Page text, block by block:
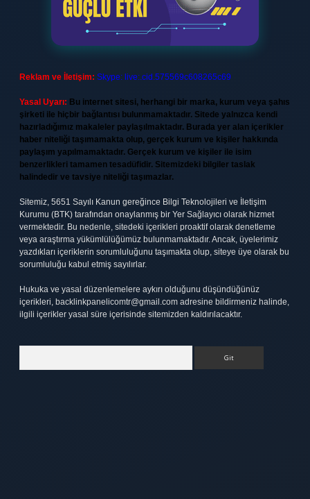
Reklam ve İletişim: Skype: live:.cid.575569c608265c69
Yasal Uyarı: Bu internet sitesi, herhangi bir marka, kurum veya şahıs
şirketi ile hiçbir bağlantısı bulunmamaktadır. Sitede yalnızca kendi
hazırladığımız makaleler paylaşılmaktadır. Burada yer alan içerikler
haber niteliği taşımamakta olup, gerçek kurum ve kişiler hakkında
paylaşım yapılmamaktadır. Gerçek kurum ve kişiler ile isim
benzerlikleri tamamen tesadüfidir. Sitemizdeki bilgiler taslak
halindedir ve tavsiye niteliği taşımazlar.
Sitemiz, 5651 Sayılı Kanun gereğince Bilgi Teknolojileri ve İletişim
Kurumu (BTK) tarafından onaylanmış bir Yer Sağlayıcı olarak hizmet
vermektedir. Bu nedenle, sitedeki içerikleri proaktif olarak denetleme
veya araştırma yükümlülüğümüz bulunmamaktadır. Ancak, üyelerimiz
yazdıkları içeriklerin sorumluluğunu taşımakta olup, siteye üye olarak bu
sorumluluğu kabul etmiş sayılırlar.
Hukuka ve yasal düzenlemelere aykırı olduğunu düşündüğünüz
içerikleri, backlinkpanelicomtr@gmail.com adresine bildirmeniz halinde,
ilgili içerikler yasal süre içerisinde sitemizden kaldırılacaktır.